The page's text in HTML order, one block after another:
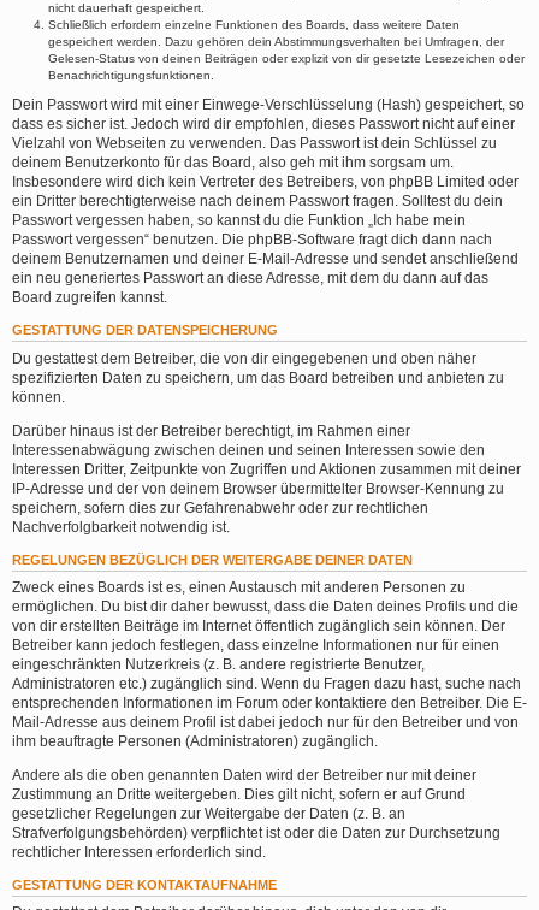
nicht dauerhaft gespeichert.
Schließlich erfordern einzelne Funktionen des Boards, dass weitere Daten
gespeichert werden. Dazu gehören dein Abstimmungsverhalten bei Umfragen, der
Gelesen-Status von deinen Beiträgen oder explizit von dir gesetzte Lesezeichen oder
Benachrichtigungsfunktionen.
Dein Passwort wird mit einer Einwege-Verschlüsselung (Hash) gespeichert, so
dass es sicher ist. Jedoch wird dir empfohlen, dieses Passwort nicht auf einer
Vielzahl von Webseiten zu verwenden. Das Passwort ist dein Schlüssel zu
deinem Benutzerkonto für das Board, also geh mit ihm sorgsam um.
Insbesondere wird dich kein Vertreter des Betreibers, von phpBB Limited oder
ein Dritter berechtigterweise nach deinem Passwort fragen. Solltest du dein
Passwort vergessen haben, so kannst du die Funktion „Ich habe mein
Passwort vergessen“ benutzen. Die phpBB-Software fragt dich dann nach
deinem Benutzernamen und deiner E-Mail-Adresse und sendet anschließend
ein neu generiertes Passwort an diese Adresse, mit dem du dann auf das
Board zugreifen kannst.
GESTATTUNG DER DATENSPEICHERUNG
Du gestattest dem Betreiber, die von dir eingegebenen und oben näher
spezifizierten Daten zu speichern, um das Board betreiben und anbieten zu
können.
Darüber hinaus ist der Betreiber berechtigt, im Rahmen einer
Interessenabwägung zwischen deinen und seinen Interessen sowie den
Interessen Dritter, Zeitpunkte von Zugriffen und Aktionen zusammen mit deiner
IP-Adresse und der von deinem Browser übermittelter Browser-Kennung zu
speichern, sofern dies zur Gefahrenabwehr oder zur rechtlichen
Nachverfolgbarkeit notwendig ist.
REGELUNGEN BEZÜGLICH DER WEITERGABE DEINER DATEN
Zweck eines Boards ist es, einen Austausch mit anderen Personen zu
ermöglichen. Du bist dir daher bewusst, dass die Daten deines Profils und die
von dir erstellten Beiträge im Internet öffentlich zugänglich sein können. Der
Betreiber kann jedoch festlegen, dass einzelne Informationen nur für einen
eingeschränkten Nutzerkreis (z. B. andere registrierte Benutzer,
Administratoren etc.) zugänglich sind. Wenn du Fragen dazu hast, suche nach
entsprechenden Informationen im Forum oder kontaktiere den Betreiber. Die E-
Mail-Adresse aus deinem Profil ist dabei jedoch nur für den Betreiber und von
ihm beauftragte Personen (Administratoren) zugänglich.
Andere als die oben genannten Daten wird der Betreiber nur mit deiner
Zustimmung an Dritte weitergeben. Dies gilt nicht, sofern er auf Grund
gesetzlicher Regelungen zur Weitergabe der Daten (z. B. an
Strafverfolgungsbehörden) verpflichtet ist oder die Daten zur Durchsetzung
rechtlicher Interessen erforderlich sind.
GESTATTUNG DER KONTAKTAUFNAHME